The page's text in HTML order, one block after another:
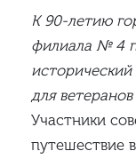
К 90-летию
филиала № 4
для
Участники
путешествие